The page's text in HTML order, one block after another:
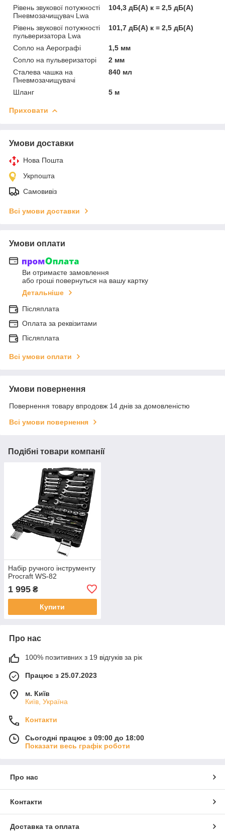
Рівень звукової потужності
Пневмозачищувач Lwa
104,3 дБ(А) к = 2,5 дБ(А)
Рівень звукової потужності
пульверизатора Lwa
101,7 дБ(А) к = 2,5 дБ(А)
Сопло на Аерографі
1,5 мм
Сопло на пульверизаторі
2 мм
Сталева чашка на
Пневмозачищувачі
840 мл
Шланг 5 м
Приховати
Умови доставки
Нова Пошта
Укрпошта
Самовивіз
Всі умови доставки
Умови оплати
Ви отримаєте замовлення
або гроші повернуться на вашу картку
Детальніше
Післяплата
Оплата за реквізитами
Післяплата
Всі умови оплати
Умови повернення
Повернення товару впродовж 14 днів за домовленістю
Всі умови повернення
Подібні товари компанії
Набір ручного інструменту
Procraft WS-82
1 995 ₴
Купити
Про нас
100% позитивних з 19 відгуків за рік
Працює з 25.07.2023
м. Київ
Київ, Україна
Контакти
Сьогодні працює з 09:00 до 18:00
Показати весь графік роботи
Про нас
Контакти
Доставка та оплата